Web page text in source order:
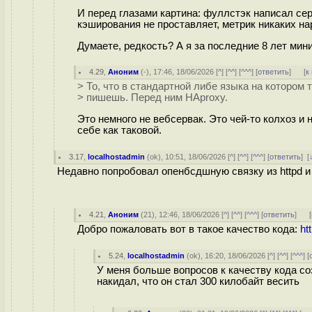
И перед глазами картина: фуллстэк написал
кэширования не проставляет, метрик никаких
Думаете, редкость? А я за последние 8 лет
4.29 ,Аноним (-), 17:46, 18/06/2026 [^] [^^] [^^^] [ответить] [к
> То, что в стандартной либе языка на котором
> пишешь. Перед ним HAproxy.
Это немного не вебсервак. Это чей-то колхоз и
себе как таковой.
3.17 ,localhostadmin (ok), 10:51, 18/06/2026 [^] [^^] [^^^] [ответить][
Недавно попробовал опенбсдшную связку из httpd
4.21 ,Аноним (21), 12:46, 18/06/2026 [^] [^^] [^^^] [ответить] [
Добро пожаловать вот в такое качество кода:
5.24 ,localhostadmin (ok), 16:20, 18/06/2026 [^] [^^] [^^^] [
У меня больше вопросов к качеству кода
накидал, что он стал 300 килобайт весить